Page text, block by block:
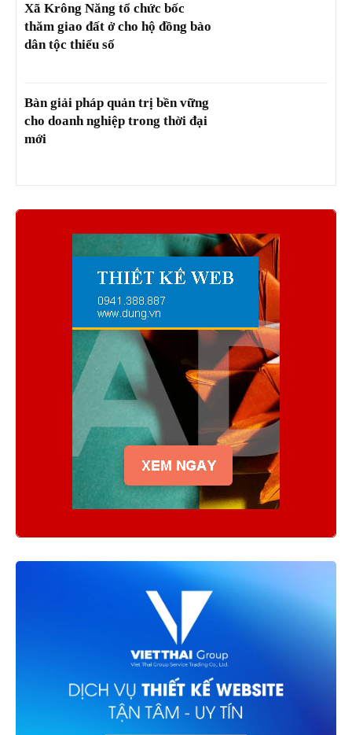
Xã Krông Năng tổ chức bốc
thăm giao đất ở cho hộ đồng bào
dân tộc thiểu số
Bàn giải pháp quản trị bền vững
cho doanh nghiệp trong thời đại
mới